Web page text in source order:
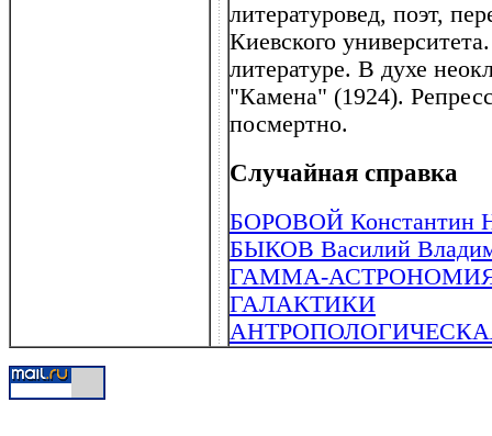
литературовед, поэт,
Киевского
литературе. В духе
"Камена" (1924).
посмертно.
Случайная справка
БОРОВОЙ Константин
БЫКОВ Василий
ГАММА-
ГАЛАКТИКИ
АНТРОПОЛОГИЧЕСКАЯ